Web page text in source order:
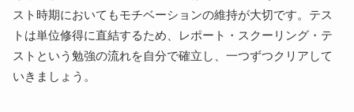
スト時期においてもモチベーションの維持が大切です。テス
トは単位修得に直結するため、レポート・スクーリング・テ
ストという勉強の流れを自分で確立し、一つずつクリアして
いきましょう。